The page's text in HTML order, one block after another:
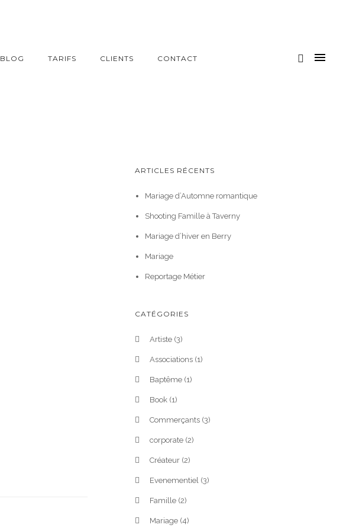
BLOG TARIFS CLIENTS CONTACT
ARTICLES RÉCENTS
Mariage d’Automne romantique
Shooting Famille à Taverny
Mariage d’hiver en Berry
Mariage
Reportage Métier
CATÉGORIES
Artiste (3)
Associations (1)
Baptême (1)
Book (1)
Commerçants (3)
corporate (2)
Créateur (2)
Evenementiel (3)
Famille (2)
Mariage (4)